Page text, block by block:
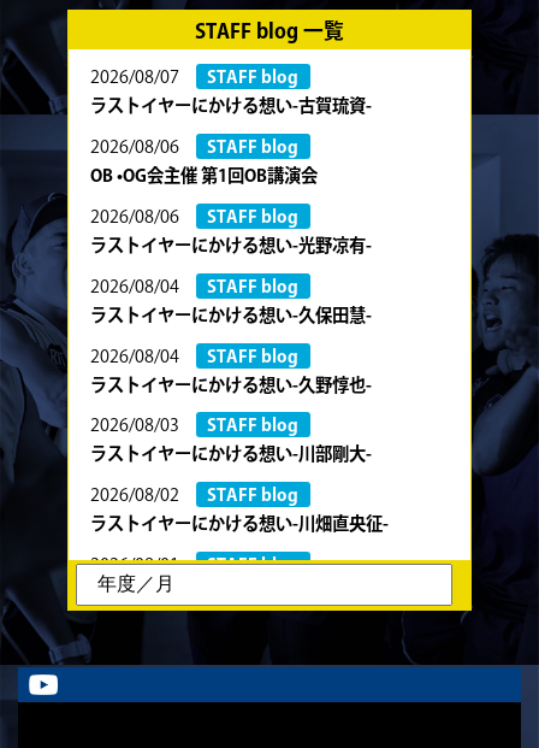
STAFF blog 一覧
2026/08/07
STAFF blog
ラストイヤーにかける想い-古賀琉資-
2026/08/06
STAFF blog
OB •OG会主催 第1回OB講演会
2026/08/06
STAFF blog
ラストイヤーにかける想い-光野凉有-
2026/08/04
STAFF blog
ラストイヤーにかける想い-久保田慧-
2026/08/04
STAFF blog
ラストイヤーにかける想い-久野惇也-
2026/08/03
STAFF blog
ラストイヤーにかける想い-川部剛大-
2026/08/02
STAFF blog
ラストイヤーにかける想い-川畑直央征-
2026/08/01
STAFF blog
ラストイヤーにかける想い-香山創祐-
ラストイヤーにかける想い-金本亮斗-
2026/07/30
STAFF blog